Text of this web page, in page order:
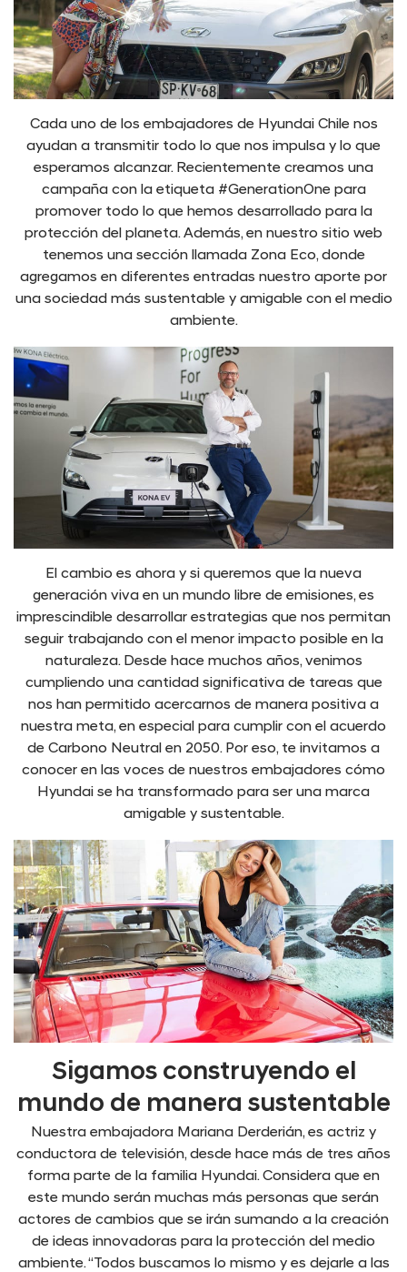
Cada uno de los embajadores de Hyundai Chile nos
ayudan a transmitir todo lo que nos impulsa y lo que
esperamos alcanzar. Recientemente creamos una
campaña con la etiqueta #GenerationOne para
promover todo lo que hemos desarrollado para la
protección del planeta. Además, en nuestro sitio web
tenemos una sección llamada Zona Eco, donde
agregamos en diferentes entradas nuestro aporte por
una sociedad más sustentable y amigable con el medio
ambiente.
El cambio es ahora y si queremos que la nueva
generación viva en un mundo libre de emisiones, es
imprescindible desarrollar estrategias que nos permitan
seguir trabajando con el menor impacto posible en la
naturaleza. Desde hace muchos años, venimos
cumpliendo una cantidad significativa de tareas que
nos han permitido acercarnos de manera positiva a
nuestra meta, en especial para cumplir con el acuerdo
de Carbono Neutral en 2050. Por eso, te invitamos a
conocer en las voces de nuestros embajadores cómo
Hyundai se ha transformado para ser una marca
amigable y sustentable.
Sigamos construyendo el
mundo de manera sustentable
Nuestra embajadora Mariana Derderián, es actriz y
conductora de televisión, desde hace más de tres años
forma parte de la familia Hyundai. Considera que en
este mundo serán muchas más personas que serán
actores de cambios que se irán sumando a la creación
de ideas innovadoras para la protección del medio
ambiente. “Todos buscamos lo mismo y es dejarle a las